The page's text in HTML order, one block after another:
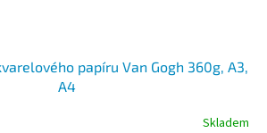
papíru Van Gogh 360g, A3,
A4
Skladem